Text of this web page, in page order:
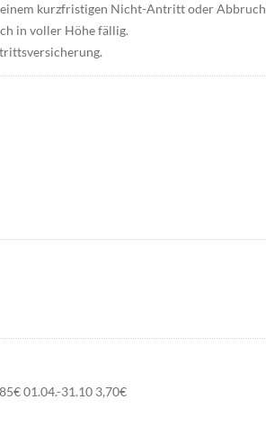
kurzfristigen Nicht-Antritt oder Abbruch
in voller Höhe fällig.
01.04.-31.10 3,70€